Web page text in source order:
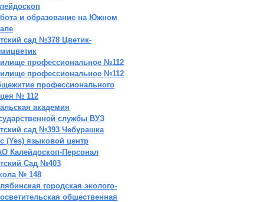
и образование на Южном
сад №378 Цветик-
профессиональное №112
профессиональное №112
профессионального
№ 112
академия
службы ВУЗ
сад №393 Чебурашка
(Yes) языковой центр
Калейдоскоп-Персонал
Сад №403
№ 148
городская эколого-
общественная